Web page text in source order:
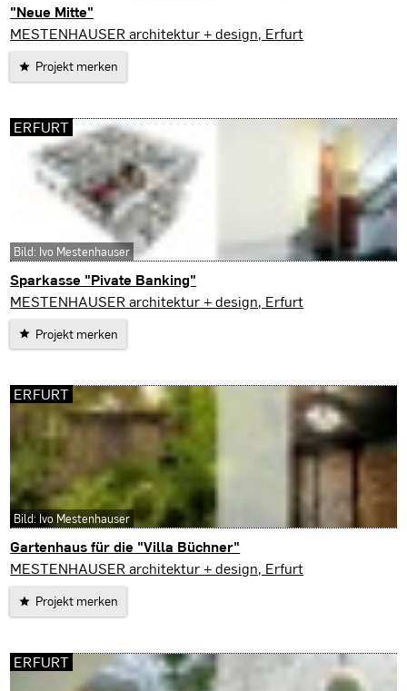
"Neue Mitte"
Friedrichroda
MESTENHAUSER architektur + design, Erfurt
Projekt merken
Sparkasse "Pivate Banking"
Erfurt
MESTENHAUSER architektur + design, Erfurt
Projekt merken
ERFURT
Bild: Ivo Mestenhauser
Gartenhaus für die "Villa Büchner"
Erfurt
MESTENHAUSER architektur + design, Erfurt
Projekt merken
ERFURT
Bild: Ivo Mestenhauser
ERFURT